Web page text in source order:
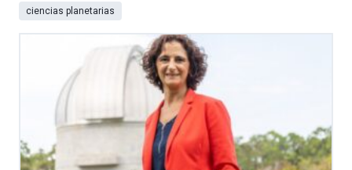
ciencias planetarias